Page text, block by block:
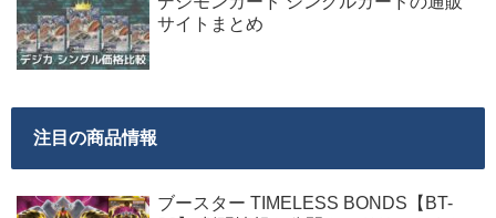
サイトまとめ
注目の商品情報
ブースター TIMELESS BONDS【BT-